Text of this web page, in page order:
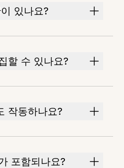
있나요?
할 수 있나요?
작동하나요?
포함되나요?